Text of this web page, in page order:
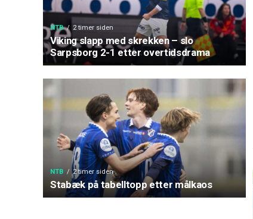
NTB 2 timer siden
Viking slapp med skrekken – slo
Sarpsborg 2-1 etter overtidsdrama
NTB 2 timer siden
Stabæk på tabelltopp etter målkaos